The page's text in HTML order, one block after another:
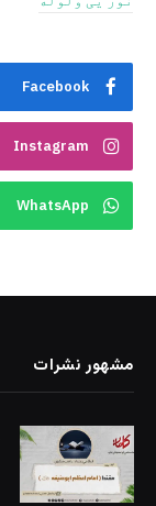
Facebook
Instagram
WhatsApp
مشهور نشرات